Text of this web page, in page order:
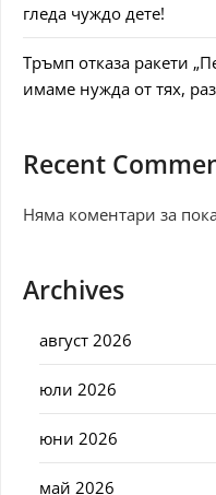
гледа чуждо дете!
Тръмп отказа ракети
имаме нужда от тях,
Recent
Няма коментари за
Archives
август 2026
юли 2026
юни 2026
май 2026